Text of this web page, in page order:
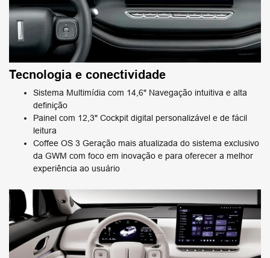
Tecnologia e conectividade
Sistema Multimídia com 14,6" Navegação intuitiva e alta
definição
Painel com 12,3" Cockpit digital personalizável e de fácil
leitura
Coffee OS 3 Geração mais atualizada do sistema exclusivo
da GWM com foco em inovação e para oferecer a melhor
experiência ao usuário